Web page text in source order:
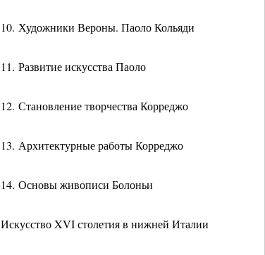
10. Художники Вероны. Паоло Кольяди
11. Развитие искусства Паоло
12. Становление творчества Корреджо
13. Архитектурные работы Корреджо
14. Основы живописи Болоньи
Искусство XVI столетия в нижней Италии